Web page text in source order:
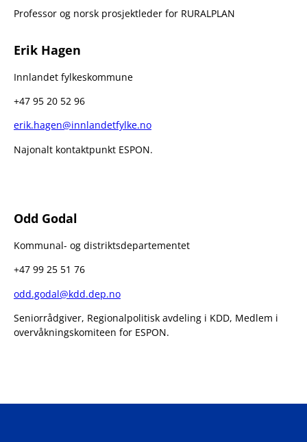
Professor og norsk prosjektleder for RURALPLAN
Erik Hagen
Innlandet fylkeskommune
+47 95 20 52 96
erik.hagen@innlandetfylke.no
Najonalt kontaktpunkt ESPON.
Odd Godal
Kommunal- og distriktsdepartementet
+47 99 25 51 76
odd.godal@kdd.dep.no
Seniorrådgiver, Regionalpolitisk avdeling i KDD, Medlem i
overvåkningskomiteen for ESPON.